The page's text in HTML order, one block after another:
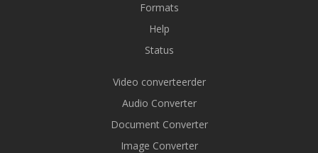
Formats
Help
Status
Video converteerder
Audio Converter
Document Converter
Image Converter